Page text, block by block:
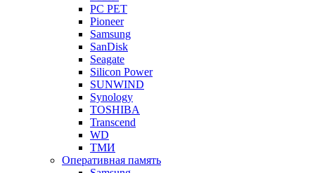
PC PET
Pioneer
Samsung
SanDisk
Seagate
Silicon Power
SUNWIND
Synology
TOSHIBA
Transcend
WD
ТМИ
Оперативная память